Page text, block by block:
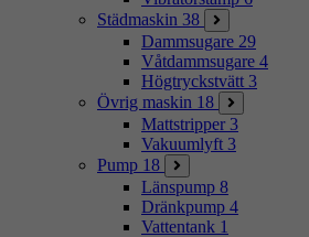
Städmaskin 38
Dammsugare 29
Våtdammsugare 4
Högtryckstvätt 3
Övrig maskin 18
Mattstripper 3
Vakuumlyft 3
Pump 18
Länspump 8
Dränkpump 4
Vattentank 1